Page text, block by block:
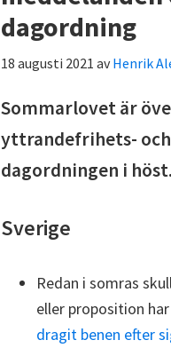
dagordning
18 augusti 2021 avHenrik
Sommarlovet är
yttrandefrihets-
dagordningen i höst.
Sverige
Redan i somras
eller proposition
dragit benen efter